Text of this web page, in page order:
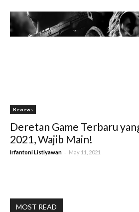
Reviews
Deretan Game Terbaru
2021, Wajib Main!
Irfantoni Listiyawan - May 11, 2021
MOST READ